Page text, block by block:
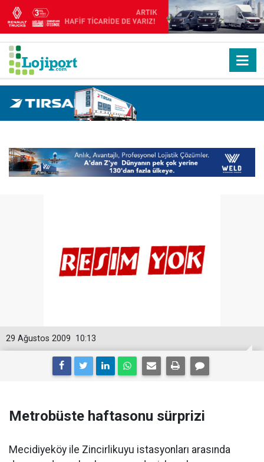
10:13
29 Ağustos 2009
Metrobüste haftasonu sürprizi
Mecidiyeköy ile Zincirlikuyu istasyonları arasında